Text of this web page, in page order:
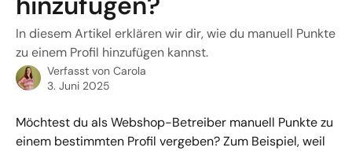
In diesem Artikel erklären wir dir, wie du manuell Punkte
zu einem Profil hinzufügen kannst.
Verfasst von Carola
3. Juni 2025
Möchtest du als Webshop-Betreiber manuell Punkte zu
einem bestimmten Profil vergeben? Zum Beispiel, weil